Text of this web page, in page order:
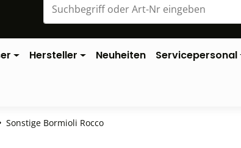
Hersteller Neuheiten Servicepersonal
Sonstige Bormioli Rocco